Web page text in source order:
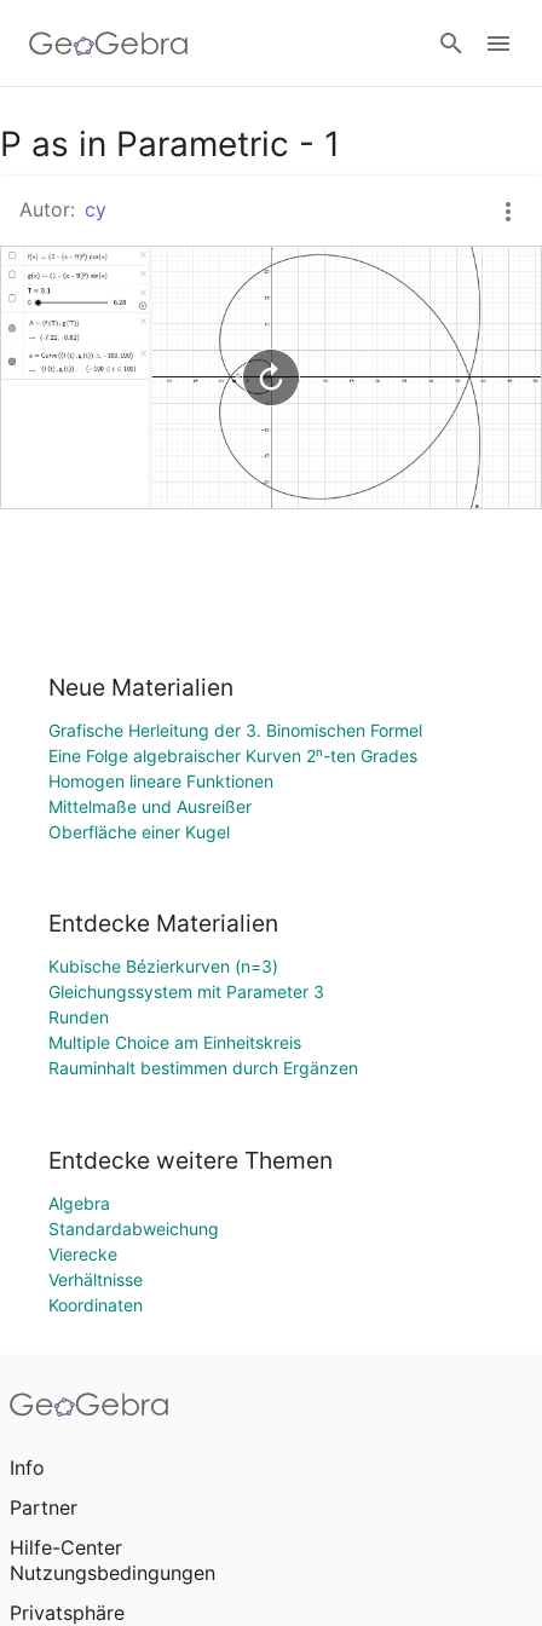
Google Classroom
GeoGebra Classroom
Anmelden
P as in Parametric - 1
Autor: cy
Neue Materialien
Grafische Herleitung der 3. Binomischen Formel
Eine Folge algebraischer Kurven 2ⁿ-ten Grades
Homogen lineare Funktionen
Mittelmaße und Ausreißer
Oberfläche einer Kugel
Entdecke Materialien
Kubische Bézierkurven (n=3)
Gleichungssystem mit Parameter 3
Runden
Multiple Choice am Einheitskreis
Rauminhalt bestimmen durch Ergänzen
Entdecke weitere Themen
Algebra
Standardabweichung
Vierecke
Verhältnisse
Koordinaten
Info
Partner
Hilfe-Center
Nutzungsbedingungen
Privatsphäre